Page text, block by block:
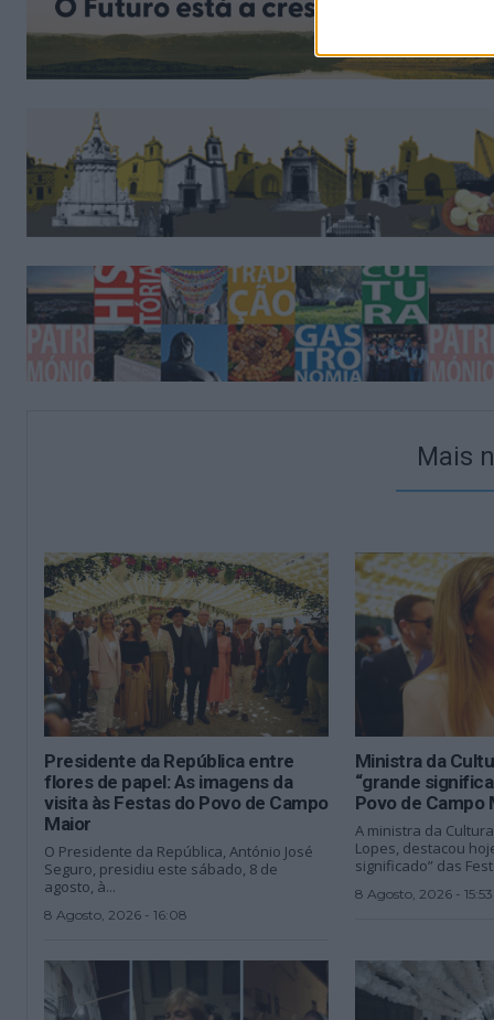
Mais
Presidente da República entre
flores de papel: As imagens da
visita às Festas do Povo de Campo
Maior
O Presidente da República, António José
Seguro, presidiu este sábado, 8 de
agosto, à...
8 Agosto, 2026 - 16:08
Ministra da
“grande
Povo de Campo
A ministra da
Lopes, destacou
significado” das
8 Agosto, 2026 - 15:53